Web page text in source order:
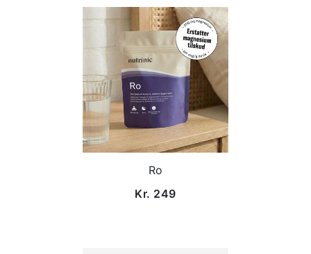
Ro
Kr. 249